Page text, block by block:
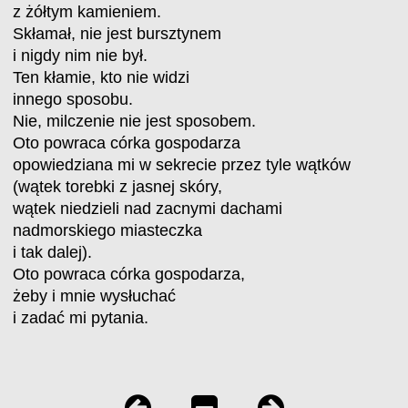
z żółtym kamieniem.
Skłamał, nie jest bursztynem
i nigdy nim nie był.
Ten kłamie, kto nie widzi
innego sposobu.
Nie, milczenie nie jest sposobem.
Oto powraca córka gospodarza
opowiedziana mi w sekrecie przez tyle wątków
(wątek torebki z jasnej skóry,
wątek niedzieli nad zacnymi dachami
nadmorskiego miasteczka
i tak dalej).
Oto powraca córka gospodarza,
żeby i mnie wysłuchać
i zadać mi pytania.